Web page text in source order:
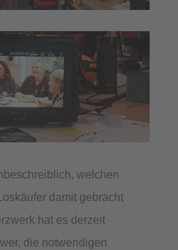
welchen
damit gebracht
hat es derzeit
die notwendigen